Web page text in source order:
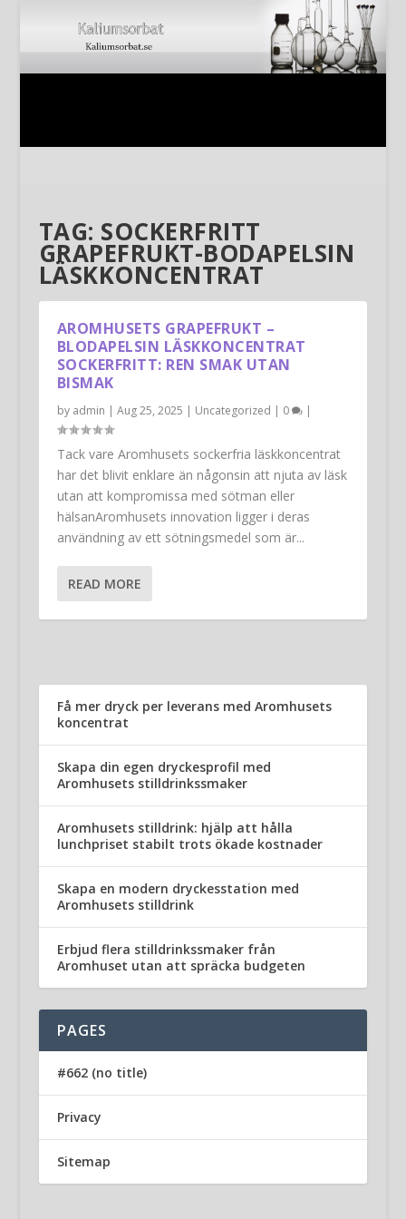
TAG: SOCKERFRITT
GRAPEFRUKT-BODAPELSIN
LÄSKKONCENTRAT
AROMHUSETS GRAPEFRUKT –
BLODAPELSIN LÄSKKONCENTRAT
SOCKERFRITT: REN SMAK UTAN
BISMAK
by admin | Aug 25, 2025 | Uncategorized | 0 |
Tack vare Aromhusets sockerfria läskkoncentrat
har det blivit enklare än någonsin att njuta av läsk
utan att kompromissa med sötman eller
hälsanAromhusets innovation ligger i deras
användning av ett sötningsmedel som är...
READ MORE
Få mer dryck per leverans med Aromhusets
koncentrat
Skapa din egen dryckesprofil med
Aromhusets stilldrinkssmaker
Aromhusets stilldrink: hjälp att hålla
lunchpriset stabilt trots ökade kostnader
Skapa en modern dryckesstation med
Aromhusets stilldrink
Erbjud flera stilldrinkssmaker från
Aromhuset utan att spräcka budgeten
PAGES
#662 (no title)
Privacy
Sitemap